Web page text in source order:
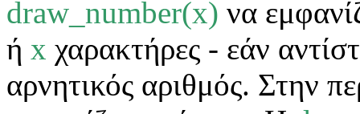
draw_number(x) να
ή x χαρακτήρες - εάν
αρνητικός αριθμός. Στην